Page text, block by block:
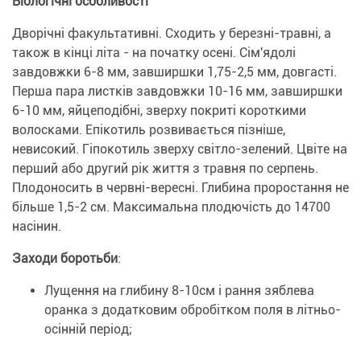
Дворічні факультативні. Сходить у березні-травні, а
також в кінці літа - на початку осені. Сім'ядолі
завдовжки 6-8 мм, завширшки 1,75-2,5 мм, довгасті.
Перша пара листків завдовжки 10-16 мм, завширшки
6-10 мм, яйцеподібні, зверху покриті короткими
волосками. Епікотиль розвивається пізніше,
невисокий. Гіпокотиль зверху світло-зелений. Цвіте на
перший або другий рік життя з травня по серпень.
Плодоносить в червні-вересні. Глибина проростання не
більше 1,5-2 см. Максимальна плодючість до 14700
насінин.
Заходи боротьби:
Лущення на глибину 8-10см і рання зяблева
оранка з додатковим обробітком поля в літньо-
осінній період;